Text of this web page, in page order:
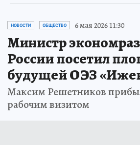
НОВОСТИ ОБЩЕСТВО 6 мая 2026 11:30
Министр
России посетил
будущей ОЭЗ
Максим Решетников
рабочим визитом